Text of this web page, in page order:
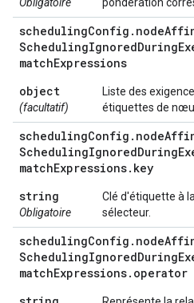
schedulingConfig . node
SchedulingIgnoredDuring
matchExpressions
object
(facultatif)
Liste des
étiquettes de
schedulingConfig . node
SchedulingIgnoredDuring
matchExpressions. key
string
Obligatoire
Clé d'étiquette à
sélecteur.
schedulingConfig . node
SchedulingIgnoredDuring
matchExpressions. operator